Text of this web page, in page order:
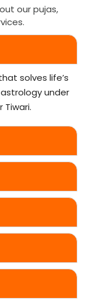
our pujas,
solves life’s
under
Tiwari.